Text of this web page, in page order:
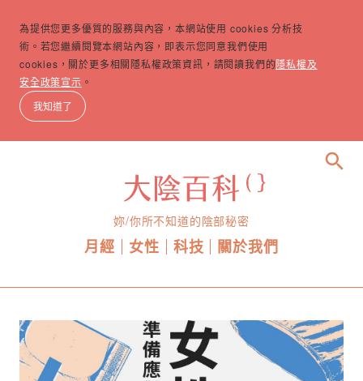
為提供您更多優質的服務與內容，本網站使用 cookies 分析技
術。若您繼續閱覽本網站內容，即表示您同意我們使用
cookies，關於更多相關隱私權政策資訊，請閱讀我們的隱私權及
安全政策宣示 。
我知道了
妳/你所不知道的陰部秘密
月經 女性 科技 關於我們
search